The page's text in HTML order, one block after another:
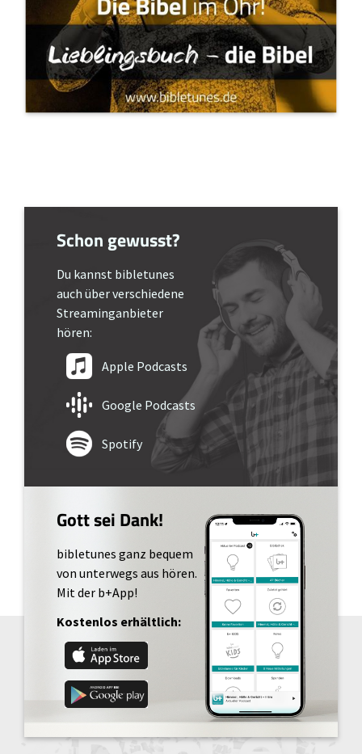
Schon gewusst?
Du kannst bibletunes
auch über verschiedene
Streaminganbieter
hören:
Apple Podcasts
Google Podcasts
Spotify
Gott sei Dank!
bibletunes ganz bequem
von unterwegs aus hören.
Mit der b+App!
Kostenlos erhältlich: